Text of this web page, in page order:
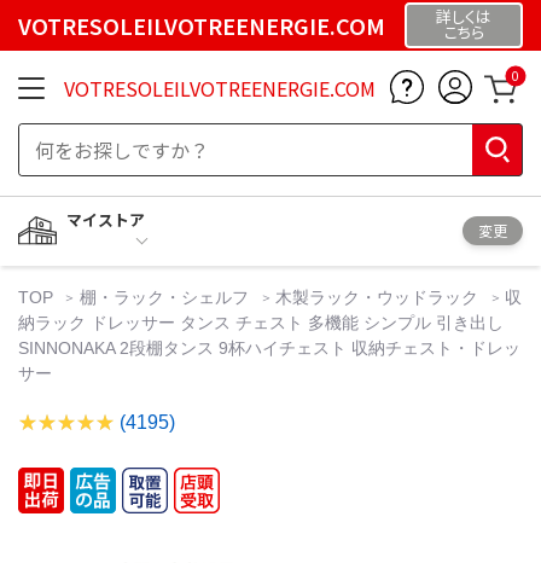
VOTRESOLEILVOTREENERGIE.COM 詳しくは
こちら
VOTRESOLEILVOTREENERGIE.COM 0
マイストア
変更
TOP 棚・ラック・シェルフ 木製ラック・ウッドラック
収
納ラック ドレッサー タンス チェスト 多機能 シンプル 引き出し
SINNONAKA 2段棚タンス 9杯ハイチェスト 収納チェスト・ドレッ
サー
(4195)